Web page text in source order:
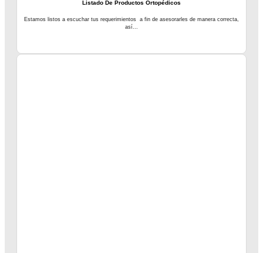
Listado De Productos Ortopédicos
Estamos listos a escuchar tus requerimientos a fin de asesorarles de manera correcta,
así...